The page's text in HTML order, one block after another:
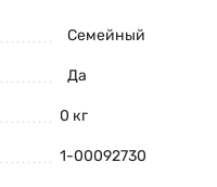
Семейный
Да
0 кг
1-00092730